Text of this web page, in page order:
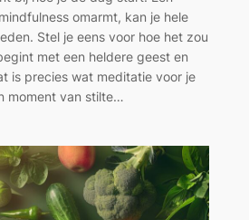
omarmt, kan je hele
Stel je eens voor hoe het zou
met een heldere geest en
is precies wat meditatie voor je
moment van stilte…